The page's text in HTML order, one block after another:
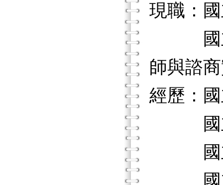
現職：
國立
師與諮
經歷：
國立
國立
國立